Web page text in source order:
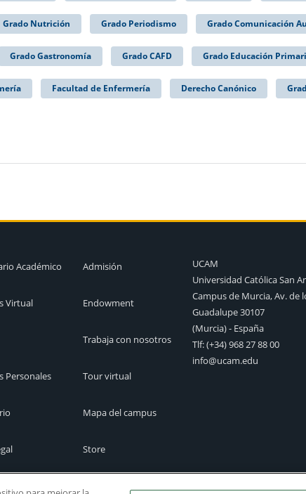
Grado Nutrición Grado Periodismo Grado Comunicación
Grado Gastronomía Grado CAFD Grado Educación
Facultad de Enfermería Derecho Canónico
Académico
Virtual
Personales
Admisión
Endowment
Trabaja con nosotros
Tour virtual
Mapa del campus
Store
UCAM
Universidad Católica San
Campus de Murcia, Av. de
Guadalupe 30107
(Murcia) - España
Tlf:(+34) 968 27 88 00
info@ucam.edu